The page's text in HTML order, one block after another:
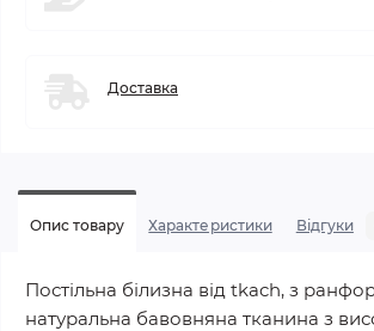
Доставка
Опис товару Характеристики Відгуки
Постільна білизна від tkach, з
натуральна бавовняна тканина з